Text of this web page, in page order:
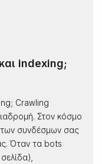
indexing;
Crawling
Στον κόσμο
των συνδέσμων σας
Όταν τα bots